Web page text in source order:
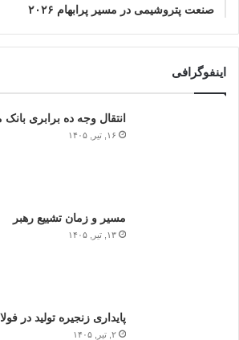
صنعت پتروشیمی در مسیر پرابهام ۲۰۲۶
اینفوگرافی
انتقال وجه ده برابری
۱۶, تیر, ۱۴۰۵
مسیر و زمان تشییع رهبر
۱۳, تیر, ۱۴۰۵
پایداری زنجیره تولید در
۲, تیر, ۱۴۰۵